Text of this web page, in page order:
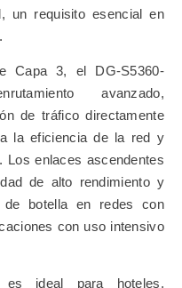
un requisito esencial en
Capa 3, el DG-S5360-
avanzado,
de tráfico directamente
la eficiencia de la red y
Los enlaces ascendentes
de alto rendimiento y
de botella en redes con
con uso intensivo
es ideal para hoteles,